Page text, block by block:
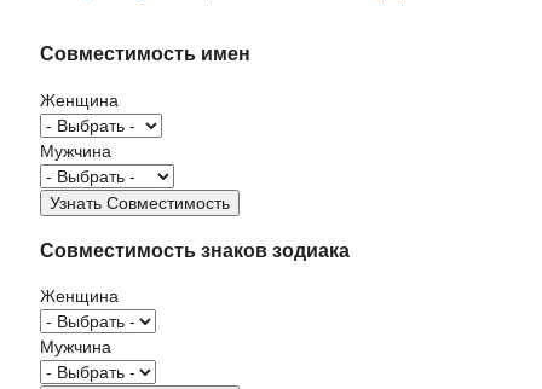
Совместимость имен
Женщина
Мужчина
Совместимость знаков зодиака
Женщина
Мужчина